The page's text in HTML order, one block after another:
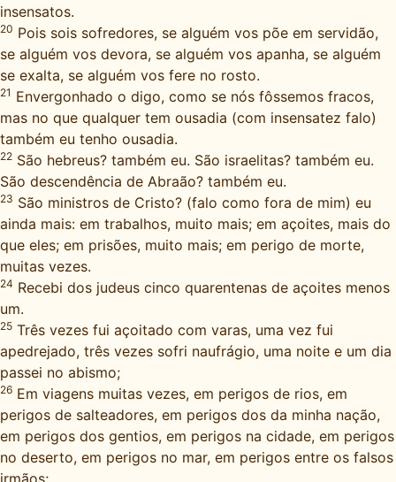
insensatos.
20 Pois sois sofredores, se alguém vos põe em servidão,
se alguém vos devora, se alguém vos apanha, se alguém
se exalta, se alguém vos fere no rosto.
21 Envergonhado o digo, como se nós fôssemos fracos,
mas no que qualquer tem ousadia (com insensatez falo)
também eu tenho ousadia.
22 São hebreus? também eu. São israelitas? também eu.
São descendência de Abraão? também eu.
23 São ministros de Cristo? (falo como fora de mim) eu
ainda mais: em trabalhos, muito mais; em açoites, mais do
que eles; em prisões, muito mais; em perigo de morte,
muitas vezes.
24 Recebi dos judeus cinco quarentenas de açoites menos
um.
25 Três vezes fui açoitado com varas, uma vez fui
apedrejado, três vezes sofri naufrágio, uma noite e um dia
passei no abismo;
26 Em viagens muitas vezes, em perigos de rios, em
perigos de salteadores, em perigos dos da minha nação,
em perigos dos gentios, em perigos na cidade, em perigos
no deserto, em perigos no mar, em perigos entre os falsos
irmãos;